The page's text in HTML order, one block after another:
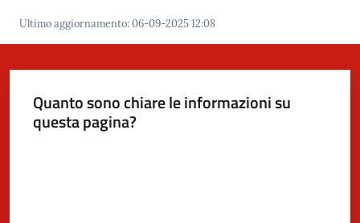
Casalfiumanese
5x1000
Ultimo aggiornamento:06-09-2025 12:08
Quanto sono chiare le informazioni su
questa pagina?